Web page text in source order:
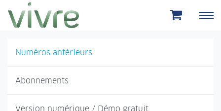
Aller au menu principal
Aller au contenu principal
Numéros antérieurs
Abonnements
Version numérique / Démo gratuit